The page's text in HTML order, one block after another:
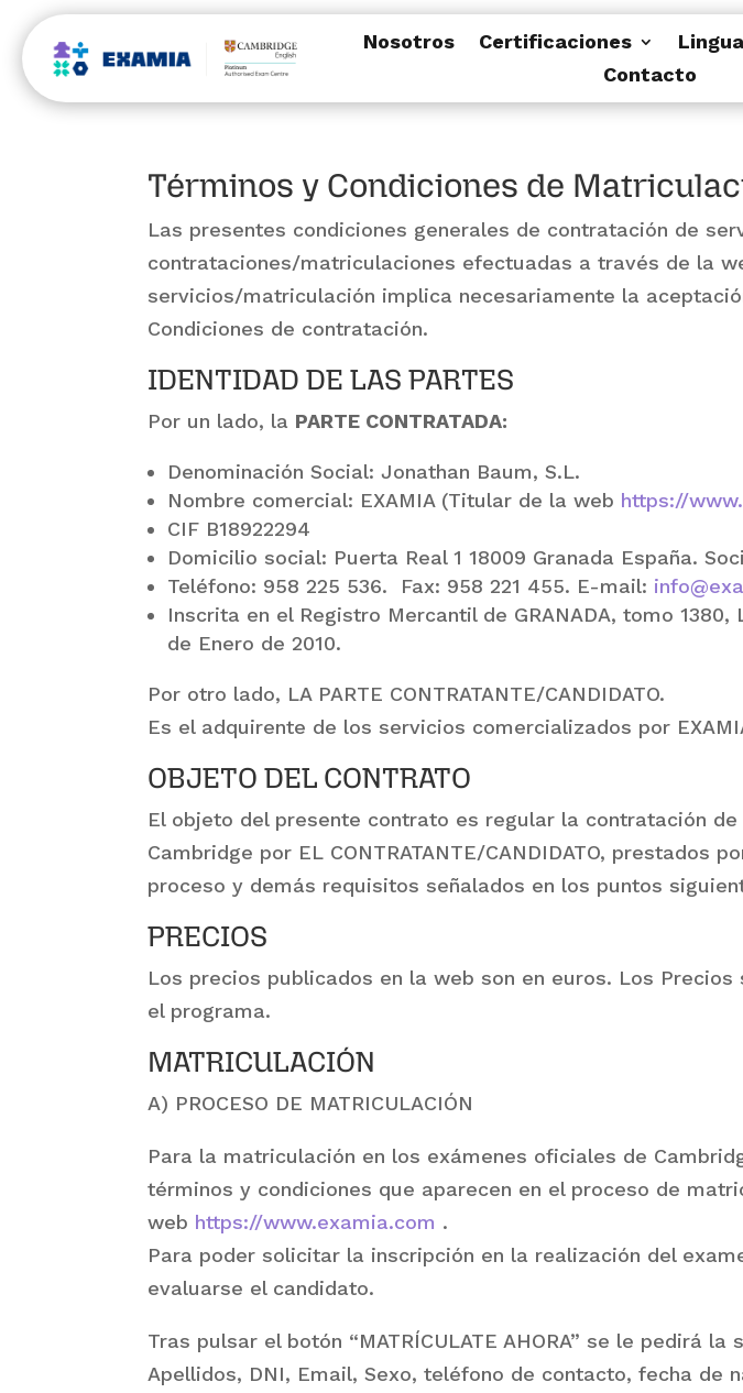
Nosotros Certificaciones
Contacto
Términos y Condiciones de
Las presentes condiciones generales de contratación de
contrataciones/matriculaciones efectuadas a través de la
servicios/matriculación implica necesariamente la
Condiciones de contratación.
IDENTIDAD DE LAS PARTES
Por un lado, la PARTE CONTRATADA:
Denominación Social: Jonathan Baum, S.L.
Nombre comercial: EXAMIA (Titular de la web https://
CIF B18922294
Domicilio social: Puerta Real 1 18009 Granada España.
Teléfono: 958 225 536. Fax: 958 221 455. E-mail:
Inscrita en el Registro Mercantil de GRANADA, tomo
de Enero de 2010.
Por otro lado, LA PARTE CONTRATANTE/CANDIDATO.
Es el adquirente de los servicios comercializados por
OBJETO DEL CONTRATO
El objeto del presente contrato es regular la contratación
Cambridge por EL CONTRATANTE/CANDIDATO, prestados
proceso y demás requisitos señalados en los puntos
PRECIOS
Los precios publicados en la web son en euros. Los
el programa.
MATRICULACIÓN
A) PROCESO DE MATRICULACIÓN
Para la matriculación en los exámenes oficiales de
términos y condiciones que aparecen en el proceso de
web https://www.examia.com .
Para poder solicitar la inscripción en la realización del
evaluarse el candidato.
Tras pulsar el botón “MATRÍCULATE AHORA” se le pedirá
Apellidos, DNI, Email, Sexo, teléfono de contacto, fecha de